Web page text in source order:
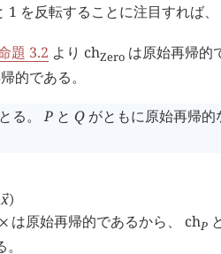
1 を反転することに注目すれば、
題 3.2 より chZero は原始再帰的
的である。
る。P とQ がともに原始再帰
󰕷
x)
× は原始再帰的であるから、 chP